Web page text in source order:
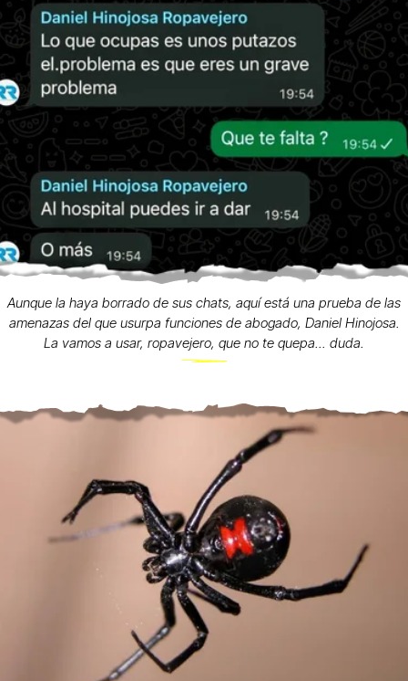
Aunque la haya borrado de sus chats, aquí está una prueba de las
amenazas del que usurpa funciones de abogado, Daniel Hinojosa.
La vamos a usar, ropavejero, que no te quepa... duda.